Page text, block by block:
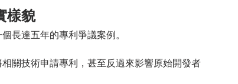
樣貌
長達五年的專利爭議案例。
關技術申請專利，甚至反過來影響原始開發者